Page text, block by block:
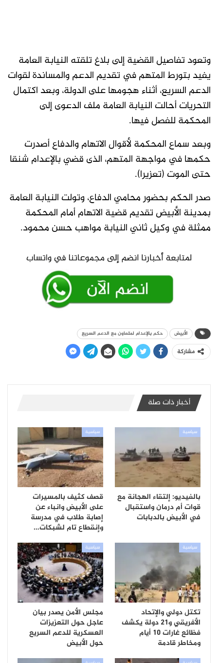
وتعود تفاصيل القضية إلى بلاغ تلقته النيابة العامة
يفيد بتورط المتهم في تقديم الدعم والمساندة لقوات
الدعم السريع، أثناء هجومها على الدولة، وبعد اكتمال
التحريات أحالت النيابة العامة ملف الدعوى إلى
المحكمة للفصل فيها.
وبعد سماع المحكمة لأقوال الاتهام والدفاع أصدرت
حكمها في مواجهة المتهم، الذى قضي بالإعدام شنقا
حتى الموت (تعزيرا).
صدر الحكم بحضور محامي الدفاع، وتولت النيابة العامة
بمدينة الأبيض تقديم قضية الاتهام أمام المحكمة
ممثلة في وكيل ثاني النيابة مواهب حسن محمود.
الأبيض حكم بالإعدام لمتعاون مع الدعم السريع
مشاركة
أخبار ذات صلة
سياسية
بالفيديو: إلتقاء الهجانة مع
قوات أم درمان واستقبال
في الأبيض بالدبابات
سياسية
قصف كثيف بالمسيرات
على الأبيض وانباء عن
إصابة طلاب في مدرسة
وإنقطاع تام لشبكات…
سياسية
تكتل دولي والإتحاد
الأفريقي و21 دولة يكشف
فظائع غارات 10 أيام
ومخاطر قادمة
سياسية
مجلس الأمن يصدر بيان
عاجل حول التعزيزات
العسكرية للدعم السريع
حول الأبيض